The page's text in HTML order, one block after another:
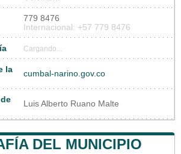
779 8476
Internacional: +57 779 8476
Cargando...
la
cumbal-narino.gov.co
Luis Alberto Ruano Malte
DEL MUNICIPIO